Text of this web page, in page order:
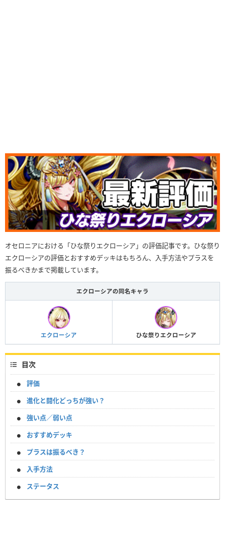
オセロニアにおける「ひな祭りエクローシア」の評価記事です。ひな祭り
エクローシアの評価とおすすめデッキはもちろん、入手方法やプラスを
振るべきかまで掲載しています。
エクローシアの同名キャラ
エクローシア ひな祭りエクローシア
目次
評価
進化と闘化どっちが強い？
強い点／弱い点
おすすめデッキ
プラスは振るべき？
入手方法
ステータス